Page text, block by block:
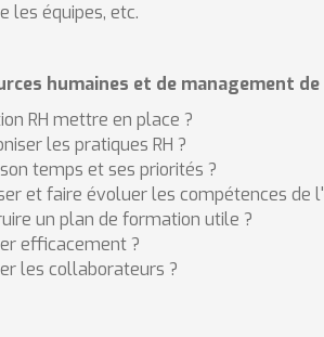
les équipes, etc.
humaines et de management
RH mettre en place ?
les pratiques RH ?
temps et ses priorités ?
et faire évoluer les compétences de
un plan de formation utile ?
efficacement ?
les collaborateurs ?